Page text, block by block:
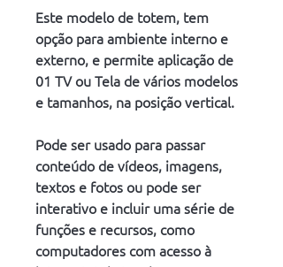
Este modelo de totem, tem
opção para ambiente interno e
externo, e permite aplicação de
01 TV ou Tela de vários modelos
e tamanhos, na posição vertical.
Pode ser usado para passar
conteúdo de vídeos, imagens,
textos e fotos ou pode ser
interativo e incluir uma série de
funções e recursos, como
computadores com acesso à